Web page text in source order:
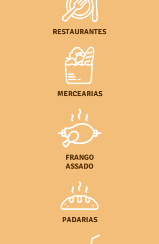
RESTAURANTES
MERCEARIAS
FRANGO
ASSADO
PADARIAS